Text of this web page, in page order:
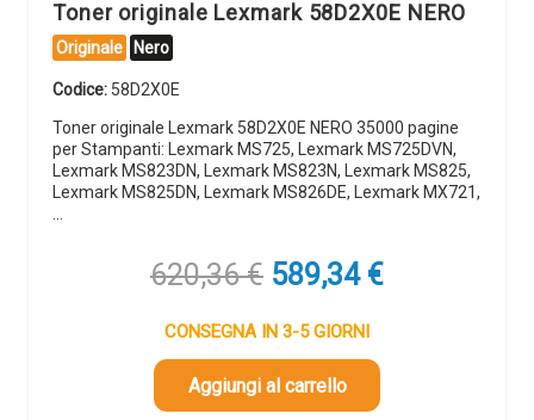
Toner originale Lexmark 58D2X0E NERO
Originale Nero
Codice: 58D2X0E
Toner originale Lexmark 58D2X0E NERO 35000 pagine
per Stampanti: Lexmark MS725, Lexmark MS725DVN,
Lexmark MS823DN, Lexmark MS823N, Lexmark MS825,
Lexmark MS825DN, Lexmark MS826DE, Lexmark MX721,
620,36€ Il
originale
era:
620,36 €.
589,34 €Il
CONSEGNA IN 3-5 GIORNI
Aggiungi al carrello